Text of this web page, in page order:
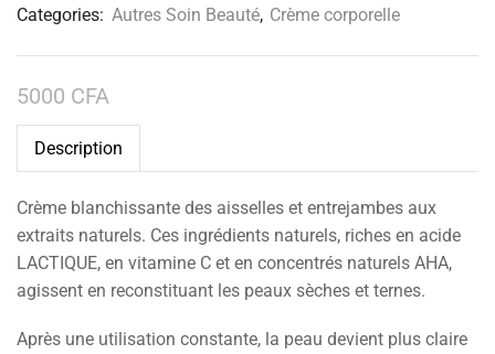
Categories: Autres Soin Beauté, Crème corporelle
5000 CFA
Description
Crème blanchissante des aisselles et entrejambes aux
extraits naturels. Ces ingrédients naturels, riches en acide
LACTIQUE, en vitamine C et en concentrés naturels AHA,
agissent en reconstituant les peaux sèches et ternes.
Après une utilisation constante, la peau devient plus claire